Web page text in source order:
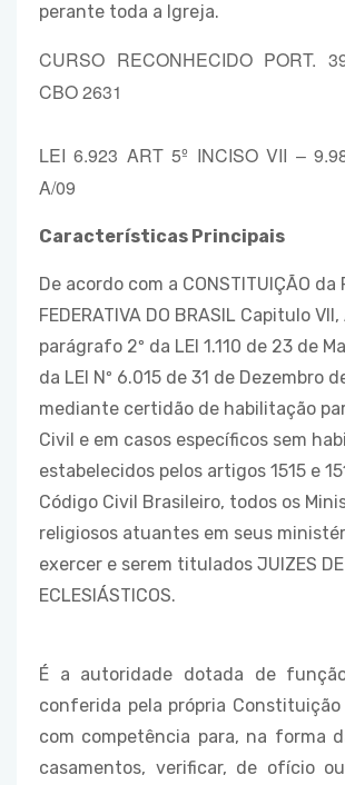
perante toda a Igreja.
CURSO RECONHECIDO PORT.
CBO 2631
LEI 6.923 ART 5º INCISO VII –
A/09
Características Principais
De acordo com a CONSTITUIÇÃO da
FEDERATIVA DO BRASIL Capitulo
parágrafo 2º da LEI 1.110 de 23 de
da LEI Nº 6.015 de 31 de Dezembro
mediante certidão de habilitação
Civil e em casos específicos sem
estabelecidos pelos artigos 1515 e
Código Civil Brasileiro, todos os
religiosos atuantes em seus
exercer e serem titulados JUIZES DE
ECLESIÁSTICOS.
É a autoridade dotada de
conferida pela própria Constituição
com competência para, na forma
casamentos, verificar, de ofício